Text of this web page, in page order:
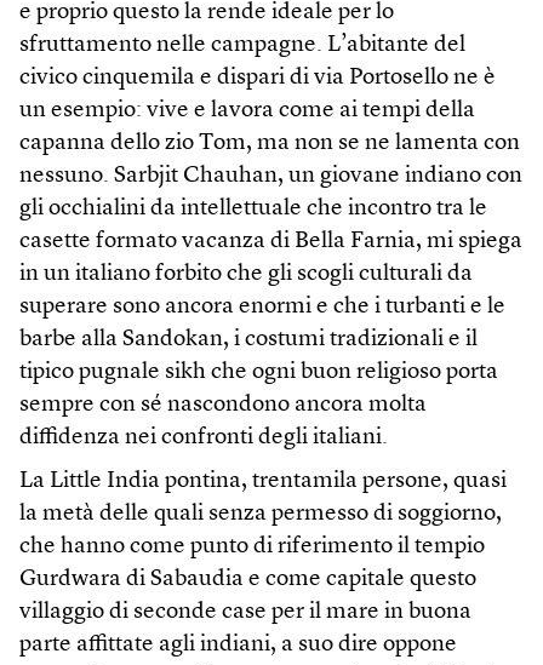
e proprio questo la rende ideale per lo
sfruttamento nelle campagne. L’abitante del
civico cinquemila e dispari di via Portosello ne è
un esempio: vive e lavora come ai tempi della
capanna dello zio Tom, ma non se ne lamenta con
nessuno. Sarbjit Chauhan, un giovane indiano con
gli occhialini da intellettuale che incontro tra le
casette formato vacanza di Bella Farnia, mi spiega
in un italiano forbito che gli scogli culturali da
superare sono ancora enormi e che i turbanti e le
barbe alla Sandokan, i costumi tradizionali e il
tipico pugnale sikh che ogni buon religioso porta
sempre con sé nascondono ancora molta
diffidenza nei confronti degli italiani.
La Little India pontina, trentamila persone, quasi
la metà delle quali senza permesso di soggiorno,
che hanno come punto di riferimento il tempio
Gurdwara di Sabaudia e come capitale questo
villaggio di seconde case per il mare in buona
parte affittate agli indiani, a suo dire oppone